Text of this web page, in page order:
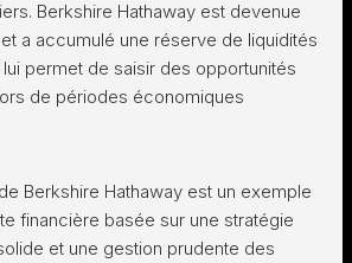
Berkshire Hathaway est devenue
a accumulé une réserve de liquidités
permet de saisir des opportunités
de périodes économiques
Berkshire Hathaway est un exemple
financière basée sur une stratégie
et une gestion prudente des